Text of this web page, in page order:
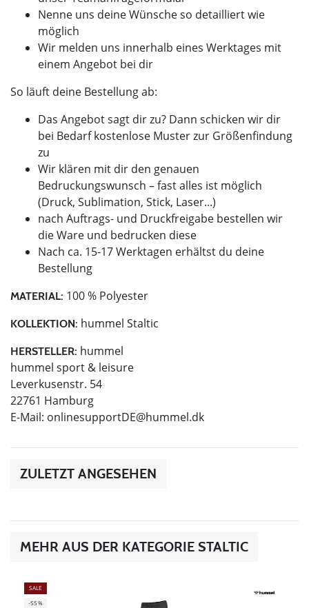
Nenne uns deine Wünsche so detailliert wie
möglich
Wir melden uns innerhalb eines Werktages mit
einem Angebot bei dir
So läuft deine Bestellung ab:
Das Angebot sagt dir zu? Dann schicken wir dir
bei Bedarf kostenlose Muster zur Größenfindung
zu
Wir klären mit dir den genauen
Bedruckungswunsch – fast alles ist möglich
(Druck, Sublimation, Stick, Laser...)
nach Auftrags- und Druckfreigabe bestellen wir
die Ware und bedrucken diese
Nach ca. 15-17 Werktagen erhältst du deine
Bestellung
MATERIAL: 100 % Polyester
KOLLEKTION: hummel Staltic
HERSTELLER: hummel
hummel sport & leisure
Leverkusenstr. 54
22761 Hamburg
E-Mail: onlinesupportDE@hummel.dk
ZULETZT ANGESEHEN
MEHR AUS DER KATEGORIE STALTIC
SALE
-55%